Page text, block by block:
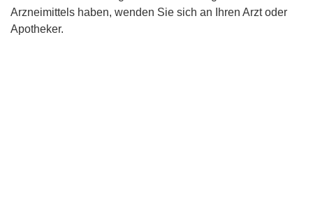
Arzneimittels haben, wenden Sie sich an Ihren Arzt oder
Apotheker.